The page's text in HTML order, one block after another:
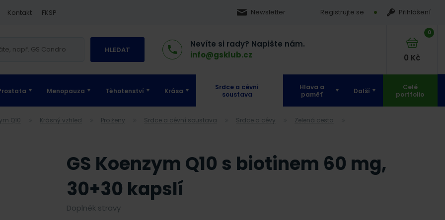
Kontakt FKSP Newsletter Registrujte se Přihlášení
HLEDAT
Nevíte si rady? Napište nám.
info@gsklub.cz
0
0 Kč
Menopauza Těhotenství Krása
Srdce a cévní
soustava
Hlava a
paměť
Další
Celé
portfolio
Q10 Krásný vzhled Pro ženy Srdce a cévní soustava Srdce a cévy
Zelená cesta
GS Koenzym Q10 s biotinem 60 mg,
30+30 kapslí
Doplněk stravy